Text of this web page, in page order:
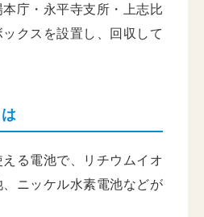
庁・永平寺支所・上志比
クスを設置し、回収して
る電池で、リチウムイオ
ニッケル水素電池などが